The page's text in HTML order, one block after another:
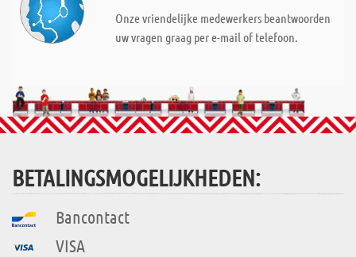
Onze vriendelijke medewerkers beantwoorden
uw vragen graag per e-mail of telefoon.
BETALINGSMOGELIJKHEDEN:
Bancontact
VISA